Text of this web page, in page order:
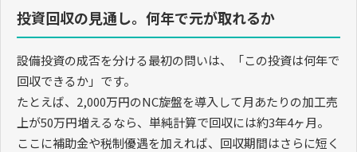
投資回収の見通し。何年で元が取れるか
設備投資の成否を分ける最初の問いは、「この投資は何年で
回収できるか」です。
たとえば、2,000万円のNC旋盤を導入して月あたりの加工売
上が50万円増えるなら、単純計算で回収には約3年4ヶ月。
ここに補助金や税制優遇を加えれば、回収期間はさらに短く